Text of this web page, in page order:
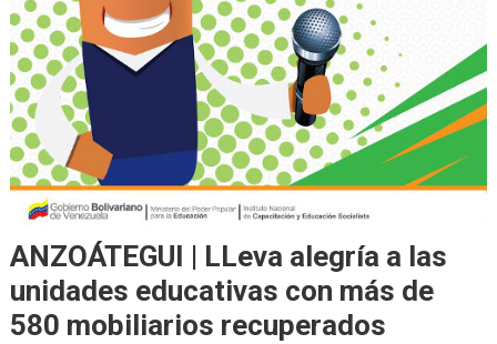
ANZOÁTEGUI | LLeva alegría a las
unidades educativas con más de
580 mobiliarios recuperados